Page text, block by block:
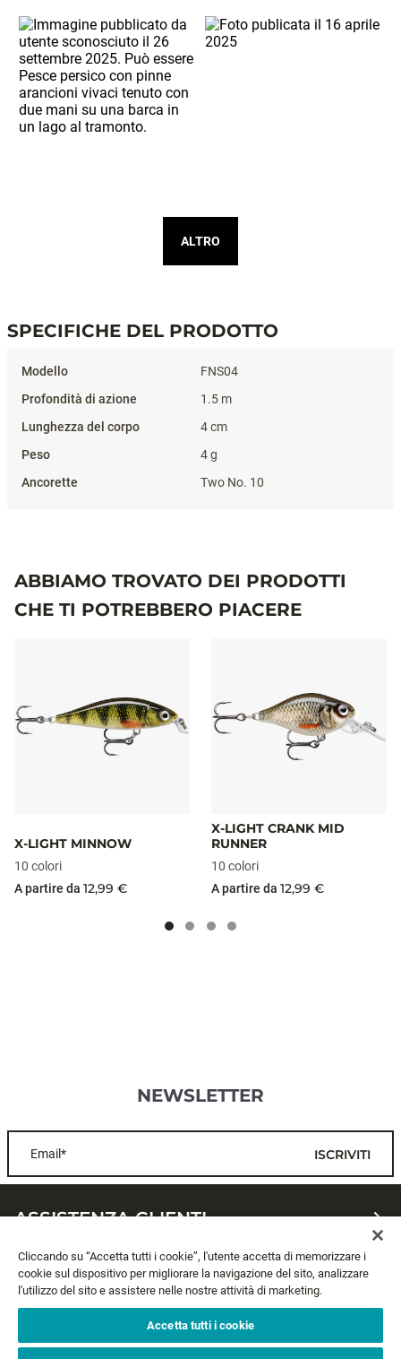
ALTRO
SPECIFICHE DEL PRODOTTO
FNS04
1.5 m
4 cm
4 g
Two No. 10
ABBIAMO TROVATO DEI PRODOTTI
CHE TI POTREBBERO PIACERE
X-LIGHT MINNOW
10 colori
A partire da 12,99 €
X-LIGHT CRANK MID
RUNNER
10 colori
A partire da 12,99 €
NEWSLETTER
Email* ISCRIVITI
ASSISTENZA CLIENTI
CHI SIAMO
LEGALE
Cliccando su “Accetta tutti i cookie”, l'utente accetta di memorizzare i
cookie sul dispositivo per migliorare la navigazione del sito, analizzare
l'utilizzo del sito e assistere nelle nostre attività di marketing.
Accetta tutti i cookie